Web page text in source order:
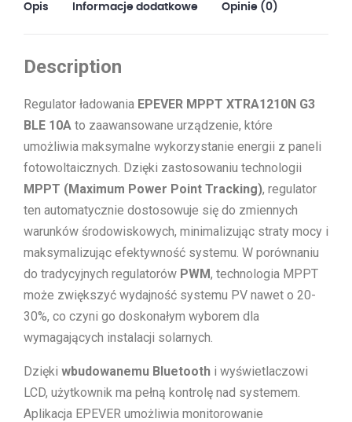
Opis Informacje dodatkowe Opinie (0)
Description
Regulator ładowania EPEVER MPPT XTRA1210N G3
BLE 10A to zaawansowane urządzenie, które
umożliwia maksymalne wykorzystanie energii z paneli
fotowoltaicznych. Dzięki zastosowaniu technologii
MPPT (Maximum Power Point Tracking), regulator
ten automatycznie dostosowuje się do zmiennych
warunków środowiskowych, minimalizując straty mocy i
maksymalizując efektywność systemu. W porównaniu
do tradycyjnych regulatorów PWM, technologia MPPT
może zwiększyć wydajność systemu PV nawet o 20-
30%, co czyni go doskonałym wyborem dla
wymagających instalacji solarnych.
Dzięki wbudowanemu Bluetooth i wyświetlaczowi
LCD, użytkownik ma pełną kontrolę nad systemem.
Aplikacja EPEVER umożliwia monitorowanie